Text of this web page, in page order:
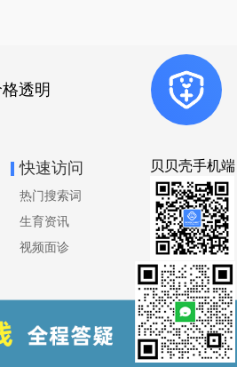
透明
快速访问
热门搜索词
生育资讯
视频面诊
贝贝壳手机端
关注公众号
Rights Reserved. 贝贝壳-国内专业的互
京ICP备15048683号-1